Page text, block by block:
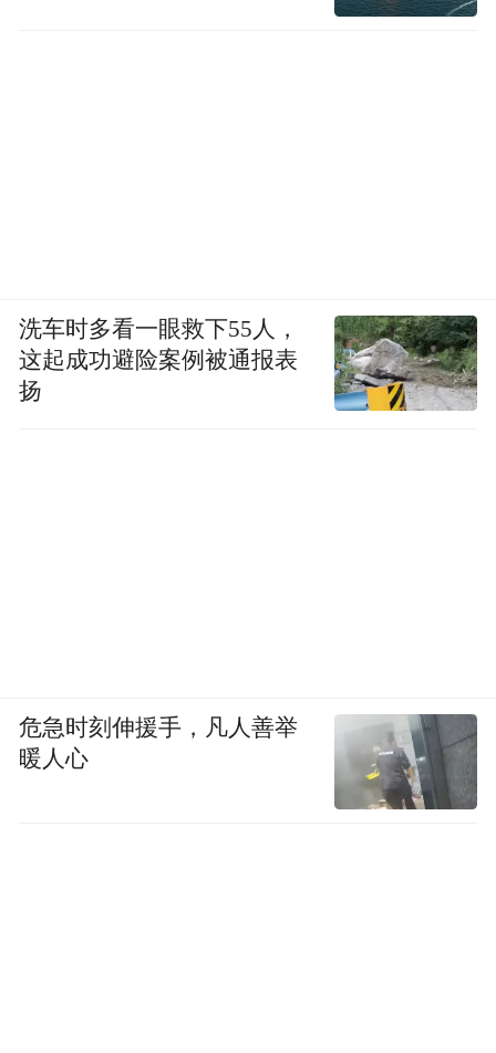
洗车时多看一眼救下55人，
这起成功避险案例被通报表
扬
危急时刻伸援手，凡人善举
暖人心